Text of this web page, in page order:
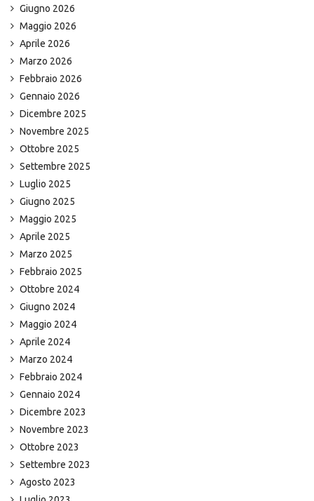
Giugno 2026
Maggio 2026
Aprile 2026
Marzo 2026
Febbraio 2026
Gennaio 2026
Dicembre 2025
Novembre 2025
Ottobre 2025
Settembre 2025
Luglio 2025
Giugno 2025
Maggio 2025
Aprile 2025
Marzo 2025
Febbraio 2025
Ottobre 2024
Giugno 2024
Maggio 2024
Aprile 2024
Marzo 2024
Febbraio 2024
Gennaio 2024
Dicembre 2023
Novembre 2023
Ottobre 2023
Settembre 2023
Agosto 2023